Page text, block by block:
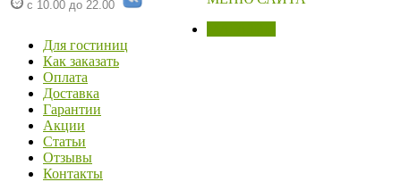
с 10.00 до 22.00
Для гостиниц
Как заказать
Оплата
Доставка
Гарантии
Акции
Статьи
Отзывы
Контакты